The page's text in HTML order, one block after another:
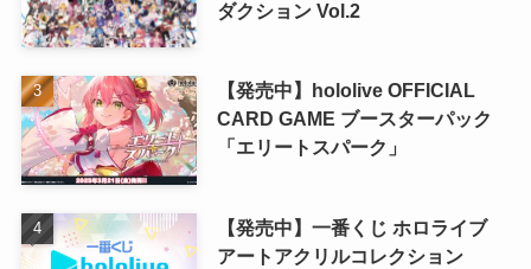
ダクション Vol.2
【発売中】hololive OFFICIAL
CARD GAME ブースターパック
「エリートスパーク」
【発売中】一番くじ ホロライブ
アートアクリルコレクション